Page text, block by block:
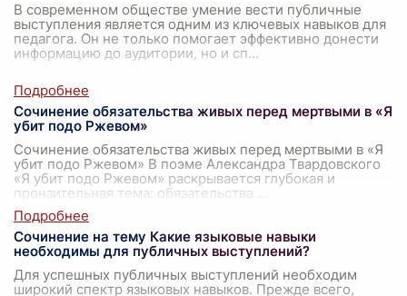
В современном обществе умение вести публичные
выступления является одним из ключевых навыков для
педагога. Он не только помогает эффективно донести
информацию до аудитории, но и сп...
Сочинение обязательства живых перед мертвыми в «Я
убит подо Ржевом»
Сочинение обязательства живых перед мертвыми в «Я
убит подо Ржевом» В поэме Александра Твардовского
«Я убит подо Ржевом» раскрывается глубокая и
пронзительная тема: обязательства
Сочинение на тему Какие языковые навыки
необходимы для публичных выступлений?
Для успешных публичных выступлений необходим
широкий спектр языковых навыков. Прежде всего,